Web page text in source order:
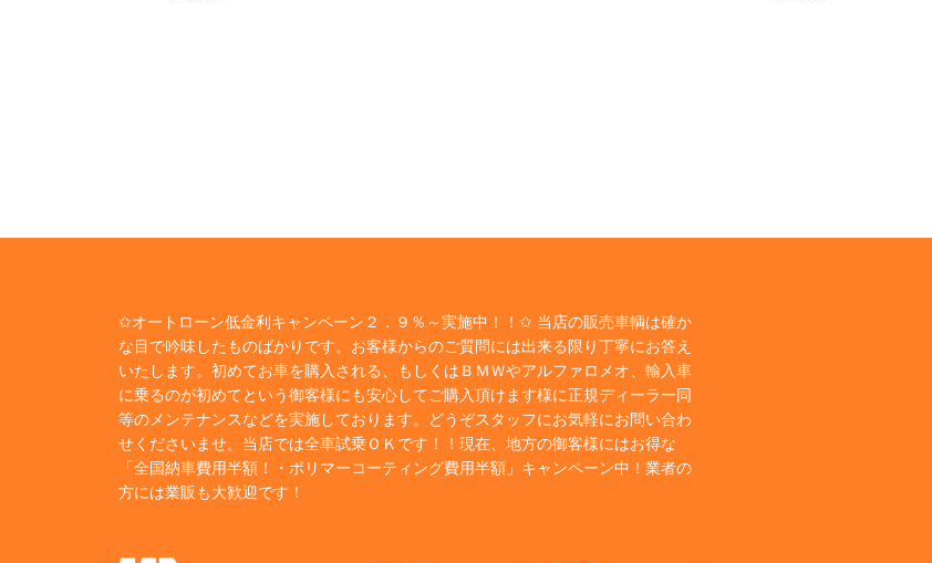
✩オートローン低金利キャンペーン２．９％～実施中！！✩ 当店の販売車輌は確か
な目で吟味したものばかりです。お客様からのご質問には出来る限り丁寧にお答え
いたします。初めてお車を購入される、もしくはＢＭＷやアルファロメオ、輸入車
に乗るのが初めてという御客様にも安心してご購入頂けます様に正規ディーラー同
等のメンテナンスなどを実施しております。どうぞスタッフにお気軽にお問い合わ
せくださいませ。当店では全車試乗ＯＫです！！現在、地方の御客様にはお得な
「全国納車費用半額！・ポリマーコーティング費用半額」キャンペーン中！業者の
方には業販も大歓迎です！